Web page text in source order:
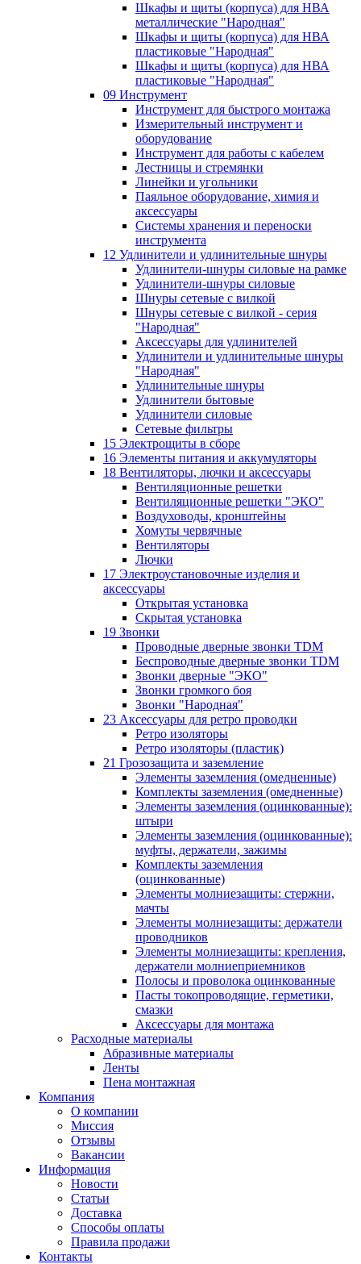
Шкафы и щиты (корпуса) для НВА
металлические "Народная"
Шкафы и щиты (корпуса) для НВА
пластиковые "Народная"
Шкафы и щиты (корпуса) для НВА
пластиковые "Народная"
09 Инструмент
Инструмент для быстрого монтажа
Измерительный инструмент и
оборудование
Инструмент для работы с кабелем
Лестницы и стремянки
Линейки и угольники
Паяльное оборудование, химия и
аксессуары
Системы хранения и переноски
инструмента
12 Удлинители и удлинительные шнуры
Удлинители-шнуры силовые на рамке
Удлинители-шнуры силовые
Шнуры сетевые с вилкой
Шнуры сетевые с вилкой - серия
"Народная"
Аксессуары для удлинителей
Удлинители и удлинительные шнуры
"Народная"
Удлинительные шнуры
Удлинители бытовые
Удлинители силовые
Сетевые фильтры
15 Электрощиты в сборе
16 Элементы питания и аккумуляторы
18 Вентиляторы, лючки и аксессуары
Вентиляционные решетки
Вентиляционные решетки "ЭКО"
Воздуховоды, кронштейны
Хомуты червячные
Вентиляторы
Лючки
17 Электроустановочные изделия и
аксессуары
Открытая установка
Скрытая установка
19 Звонки
Проводные дверные звонки TDM
Беспроводные дверные звонки TDM
Звонки дверные "ЭКО"
Звонки громкого боя
Звонки "Народная"
23 Аксессуары для ретро проводки
Ретро изоляторы
Ретро изоляторы (пластик)
21 Грозозащита и заземление
Элементы заземления (омедненные)
Комплекты заземления (омедненные)
Элементы заземления (оцинкованные):
штыри
Элементы заземления (оцинкованные):
муфты, держатели, зажимы
Комплекты заземления
(оцинкованные)
Элементы молниезащиты: стержни,
мачты
Элементы молниезащиты: держатели
проводников
Элементы молниезащиты: крепления,
держатели молниеприемников
Полосы и проволока оцинкованные
Пасты токопроводящие, герметики,
смазки
Аксессуары для монтажа
Расходные материалы
Абразивные материалы
Ленты
Пена монтажная
Компания
О компании
Миссия
Отзывы
Вакансии
Информация
Новости
Статьи
Доставка
Способы оплаты
Правила продажи
Контакты